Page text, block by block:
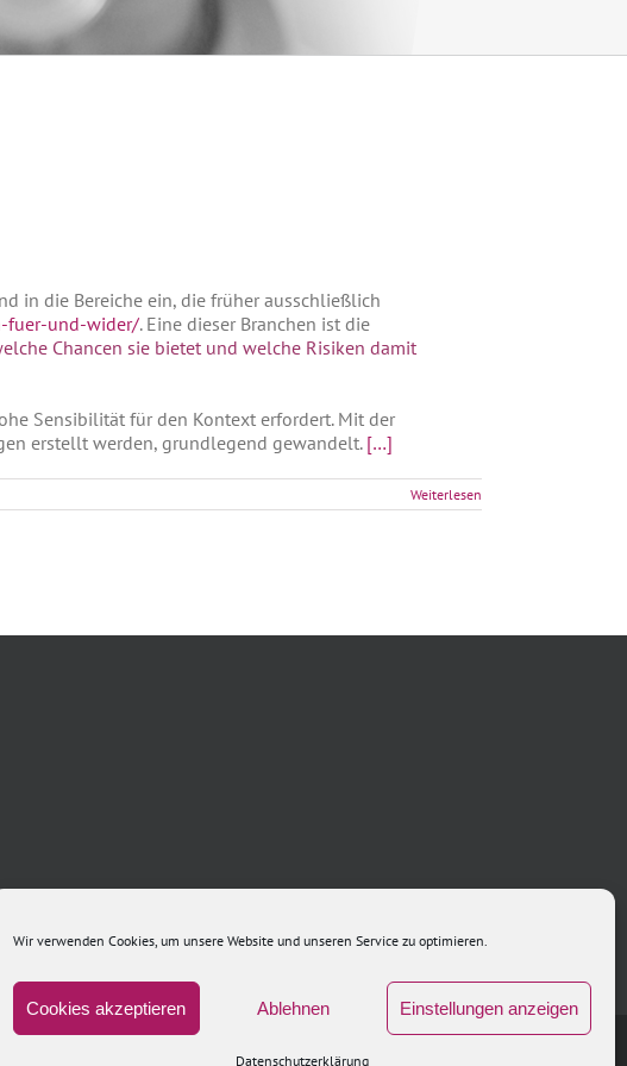
Wir verwenden Cookies, um unsere Website und unseren Service zu optimieren.
Cookies akzeptieren Ablehnen Einstellungen anzeigen
Datenschutzerklärung
in die Bereiche ein, die früher ausschließlich
fuer-und-wider/. Eine dieser Branchen ist die
Chancen sie bietet und welche Risiken damit
Sensibilität für den Kontext erfordert. Mit der
erstellt werden, grundlegend gewandelt. […]
Weiterlesen